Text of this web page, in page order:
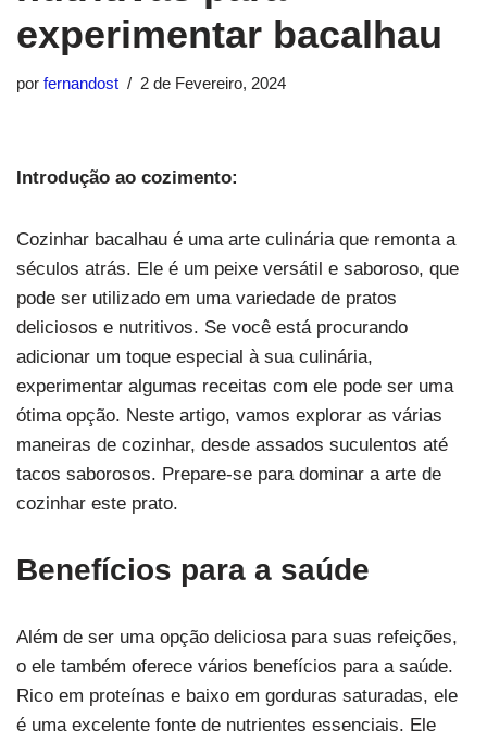
experimentar bacalhau
por fernandost 2 de Fevereiro, 2024
Introdução ao cozimento:
Cozinhar bacalhau é uma arte culinária que remonta a
séculos atrás. Ele é um peixe versátil e saboroso, que
pode ser utilizado em uma variedade de pratos
deliciosos e nutritivos. Se você está procurando
adicionar um toque especial à sua culinária,
experimentar algumas receitas com ele pode ser uma
ótima opção. Neste artigo, vamos explorar as várias
maneiras de cozinhar, desde assados suculentos até
tacos saborosos. Prepare-se para dominar a arte de
cozinhar este prato.
Benefícios para a saúde
Além de ser uma opção deliciosa para suas refeições,
o ele também oferece vários benefícios para a saúde.
Rico em proteínas e baixo em gorduras saturadas, ele
é uma excelente fonte de nutrientes essenciais. Ele